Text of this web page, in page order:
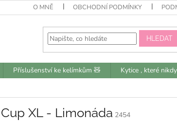
O MNĚ OBCHODNÍ PODMÍNKY
HLEDAT
Příslušenství ke kelímkům 🧸 Kytice , které
Cup XL - Limonáda 2454